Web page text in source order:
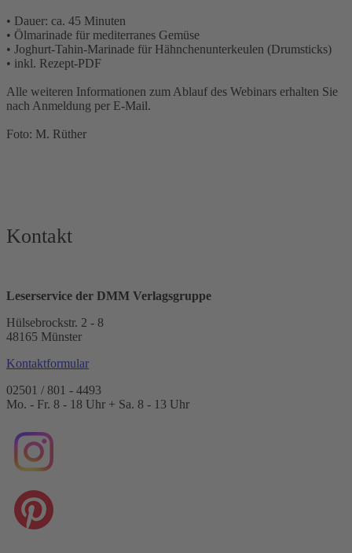
• Dauer: ca. 45 Minuten
• Ölmarinade für mediterranes Gemüse
• Joghurt-Tahin-Marinade für Hähnchenunterkeulen (Drumsticks)
• inkl. Rezept-PDF
Alle weiteren Informationen zum Ablauf des Webinars erhalten Sie
nach Anmeldung per E-Mail.
Foto: M. Rüther
Kontakt
Leserservice der DMM Verlagsgruppe
Hülsebrockstr. 2 - 8
48165 Münster
Kontaktformular
02501 / 801 - 4493
Mo. - Fr. 8 - 18 Uhr + Sa. 8 - 13 Uhr